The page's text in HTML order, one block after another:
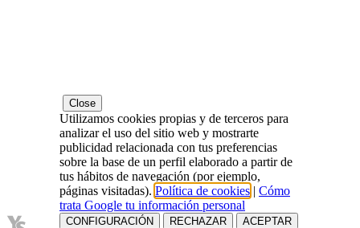
Close
Utilizamos cookies propias y de terceros para
analizar el uso del sitio web y mostrarte
publicidad relacionada con tus preferencias
sobre la base de un perfil elaborado a partir de
tus hábitos de navegación (por ejemplo,
páginas visitadas). Política de cookies | Cómo
trata Google tu información personal
CONFIGURACIÓN RECHAZAR ACEPTAR